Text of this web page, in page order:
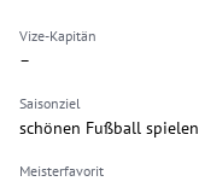
Vize-Kapitän
–
Saisonziel
schönen Fußball spielen
Meisterfavorit